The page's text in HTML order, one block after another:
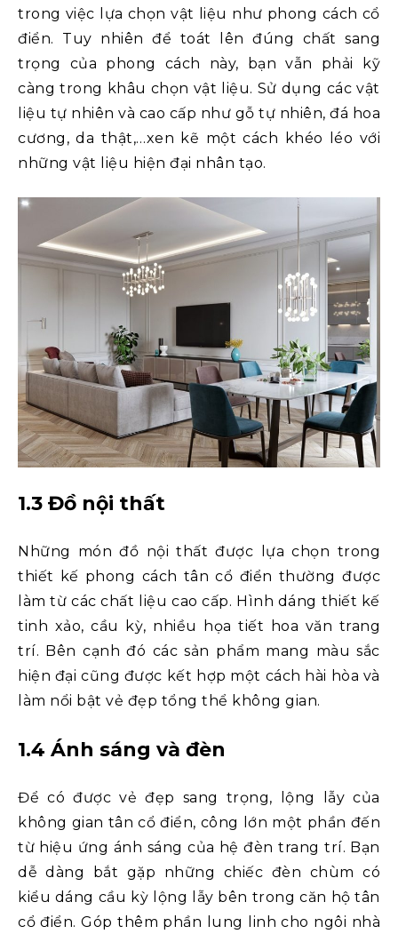
trong việc lựa chọn vật liệu như phong cách cổ
điển. Tuy nhiên để toát lên đúng chất sang
trọng của phong cách này, bạn vẫn phải kỹ
càng trong khâu chọn vật liệu. Sử dụng các vật
liệu tự nhiên và cao cấp như gỗ tự nhiên, đá hoa
cương, da thật,…xen kẽ một cách khéo léo với
những vật liệu hiện đại nhân tạo.
1.3 Đồ nội thất
Những món đồ nội thất được lựa chọn trong
thiết kế phong cách tân cổ điển thường được
làm từ các chất liệu cao cấp. Hình dáng thiết kế
tinh xảo, cầu kỳ, nhiều họa tiết hoa văn trang
trí. Bên cạnh đó các sản phẩm mang màu sắc
hiện đại cũng được kết hợp một cách hài hòa và
làm nổi bật vẻ đẹp tổng thể không gian.
1.4 Ánh sáng và đèn
Để có được vẻ đẹp sang trọng, lộng lẫy của
không gian tân cổ điển, công lớn một phần đến
từ hiệu ứng ánh sáng của hệ đèn trang trí. Bạn
dễ dàng bắt gặp những chiếc đèn chùm có
kiểu dáng cầu kỳ lộng lẫy bên trong căn hộ tân
cổ điển. Góp thêm phần lung linh cho ngôi nhà